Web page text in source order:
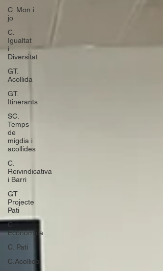
C. Mon i
jo
C.
Igualtat
i
Diversitat
GT.
Acollida
GT.
Itinerants
SC.
Temps
de
migdia i
acollides
C.
Reivindicativa
i Barri
GT
Projecte
Pati
C.
Economica
C. Pati
C.Acollida